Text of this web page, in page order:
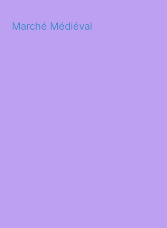
Marché Médiéval